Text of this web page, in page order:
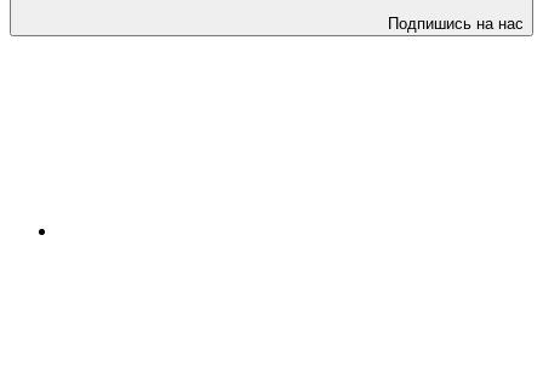
Подпишись на нас